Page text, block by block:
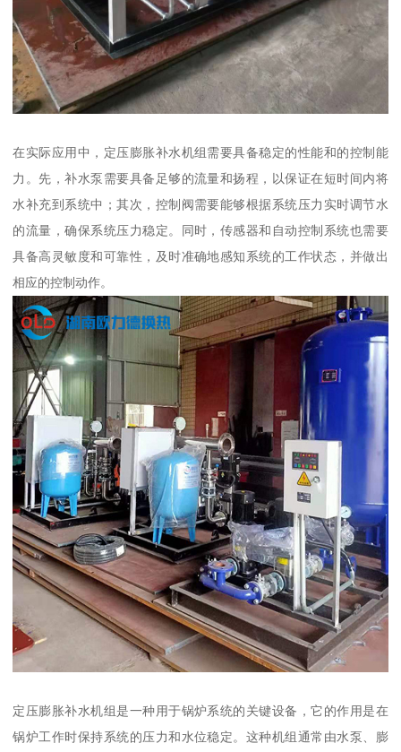
在实际应用中，定压膨胀补水机组需要具备稳定的性能和的控制能
力。先，补水泵需要具备足够的流量和扬程，以保证在短时间内将
水补充到系统中；其次，控制阀需要能够根据系统压力实时调节水
的流量，确保系统压力稳定。同时，传感器和自动控制系统也需要
具备高灵敏度和可靠性，及时准确地感知系统的工作状态，并做出
相应的控制动作。
定压膨胀补水机组是一种用于锅炉系统的关键设备，它的作用是在
锅炉工作时保持系统的压力和水位稳定。这种机组通常由水泵、膨